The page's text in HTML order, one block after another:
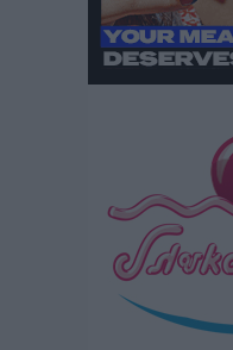
ΑΕΡΑ: Δεν σταματάει
Μητρόπουλος
Αθλητικά• πριν 3 ώρες
Κλεάνθης: Δουλειές
• πριν 3 ώρες
Φοίβος: Εν αναμονή
πριν 3 ώρες